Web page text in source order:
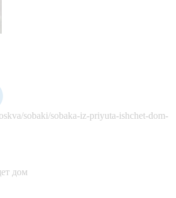
sobaki/sobaka-iz-priyuta-ishchet-dom-
дом